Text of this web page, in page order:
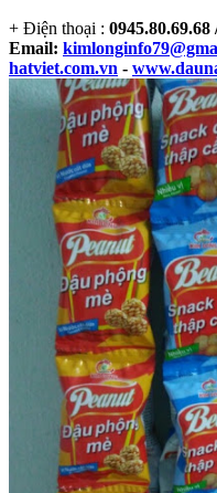
+ Điện thoại : 0945.80.69.68
Email:
hatviet.com.vn -